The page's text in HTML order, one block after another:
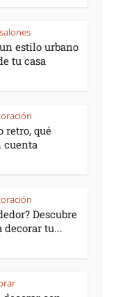
estilo urbano
tu casa
retro, qué
cuenta
Descubre
decorar tu...